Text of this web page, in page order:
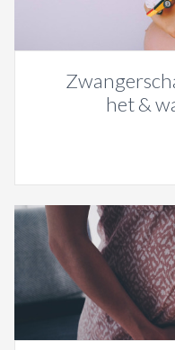
het &